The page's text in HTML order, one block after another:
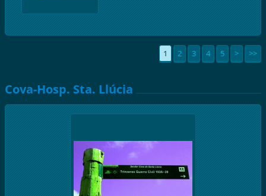
1 2 3 4 5 > >>
Cova-Hosp. Sta. Llúcia